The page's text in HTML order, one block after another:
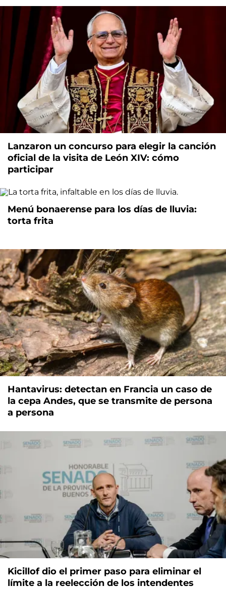
Lanzaron un concurso para elegir la canción
oficial de la visita de León XIV: cómo
participar
Menú bonaerense para los días de lluvia:
torta frita
Hantavirus: detectan en Francia un caso de
la cepa Andes, que se transmite de persona
a persona
Kicillof dio el primer paso para eliminar el
límite a la reelección de los intendentes